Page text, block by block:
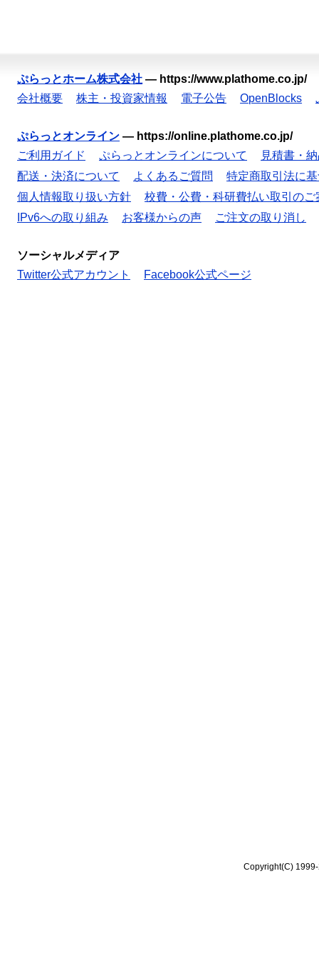
ぷらっとホーム株式会社 — https://www.plathome.co.jp/
会社概要
株主・投資家情報 電子公告 OpenBlocks
ぷらっとオンライン — https://online.plathome.co.jp/
ご利用ガイド
ぷらっとオンラインについて
見積書・
配送・決済について
よくあるご質問
特定商取引法に
個人情報取り扱い方針
校費・公費・科研費払い取引のご
IPv6への取り組み
お客様からの声 ご注文の取り消し
ソーシャルメディア
Twitter公式アカウント
Facebook公式ページ
Copyright(C)